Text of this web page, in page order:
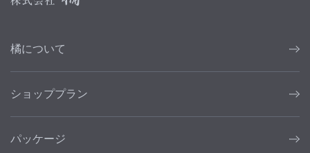
橘について
ショッププラン
パッケージ